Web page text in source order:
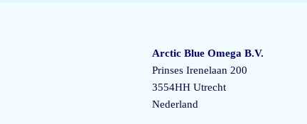
Arctic Blue Omega B.V.
Prinses Irenelaan 200
3554HH Utrecht
Nederland